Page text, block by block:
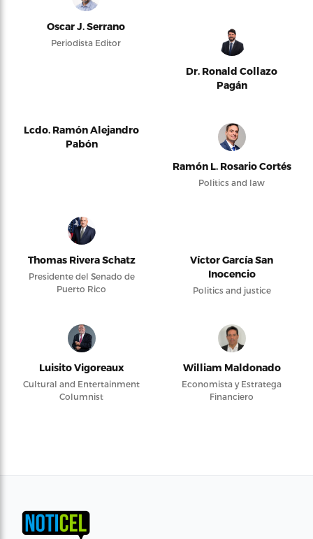
Oscar J. Serrano
Periodista Editor
Dr. Ronald Collazo
Pagán
Lcdo. Ramón Alejandro
Pabón
Ramón L. Rosario Cortés
Politics and law
Thomas Rivera Schatz
Presidente del Senado de
Puerto Rico
Víctor García San
Inocencio
Politics and justice
Luisito Vigoreaux
Cultural and Entertainment
Columnist
William Maldonado
Economista y Estratega
Financiero